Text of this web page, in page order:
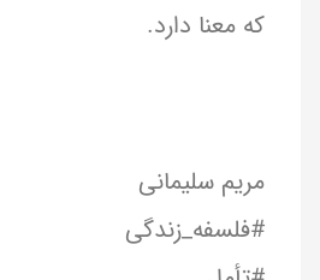
که معنا دارد.‌
مریم سلیمانی
#فلسفه_زندگی